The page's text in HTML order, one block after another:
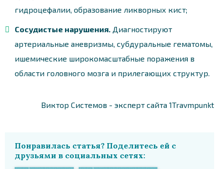
гидроцефалии, образование ликворных кист;
Сосудистые нарушения. Диагностируют
артериальные аневризмы, субдуральные гематомы,
ишемические широкомасштабные поражения в
области головного мозга и прилегающих структур.
Виктор Системов - эксперт сайта 1Travmpunkt
Понравилась статья? Поделитесь ей с
друзьями в социальных сетях: